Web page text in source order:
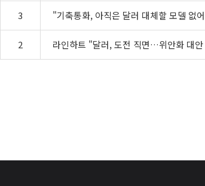
3 "기축통화, 아직은 달러 대체할 모델 없
2 라인하트 "달러, 도전 직면…위안화 대